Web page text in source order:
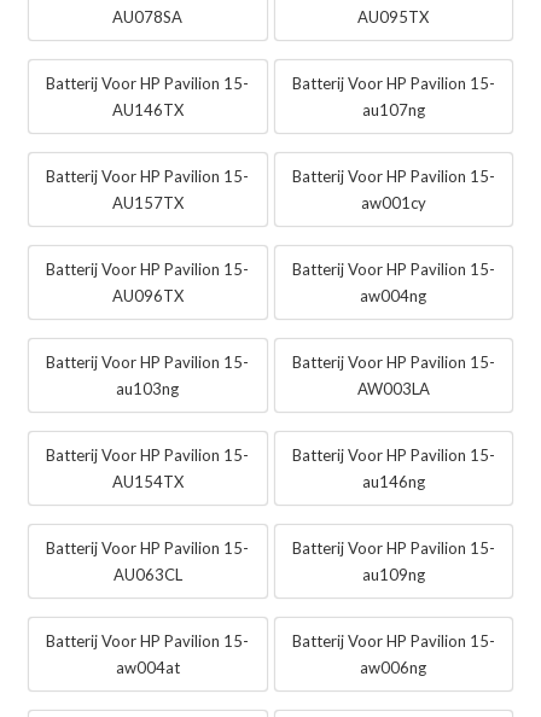
AU078SA
AU095TX
Batterij Voor HP Pavilion 15-
AU146TX
Batterij Voor HP Pavilion 15-
au107ng
Batterij Voor HP Pavilion 15-
AU157TX
Batterij Voor HP Pavilion 15-
aw001cy
Batterij Voor HP Pavilion 15-
AU096TX
Batterij Voor HP Pavilion 15-
aw004ng
Batterij Voor HP Pavilion 15-
au103ng
Batterij Voor HP Pavilion 15-
AW003LA
Batterij Voor HP Pavilion 15-
AU154TX
Batterij Voor HP Pavilion 15-
au146ng
Batterij Voor HP Pavilion 15-
AU063CL
Batterij Voor HP Pavilion 15-
au109ng
Batterij Voor HP Pavilion 15-
aw004at
Batterij Voor HP Pavilion 15-
aw006ng